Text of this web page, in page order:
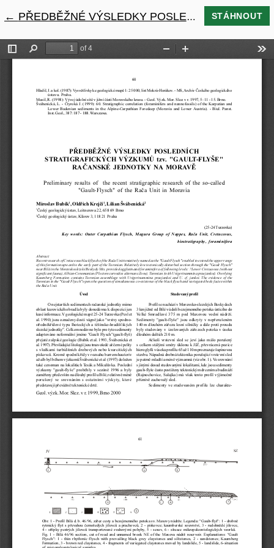
← Návrat na podrobnosti článku
PŘEDBĚŽNÉ VÝSLEDKY POSLEDNÍCH STRATIGRAFICKÝCH VÝZKUMŮ TZV. "GAULT-FLYŠE" RAČANSKÉ JEDNOTKY NA MORAVĚ STÁHNOUT